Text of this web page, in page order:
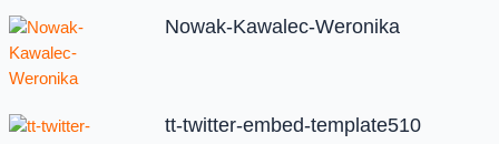
Nowak-Kawalec-Weronika
tt-twitter-embed-template510